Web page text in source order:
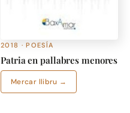
2018 · POESÍA
Patria en pallabres menores
Mercar llibru →